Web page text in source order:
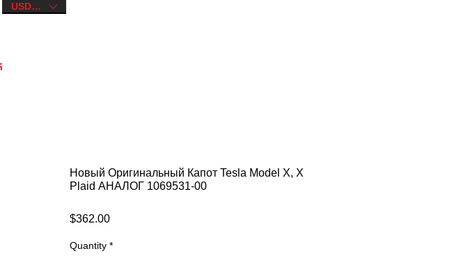
Tesla Dnipro
USD ($)
Новый Оригинальный Капот Tesla Model X, X
Plaid АНАЛОГ 1069531-00
$362.00Price
Quantity *